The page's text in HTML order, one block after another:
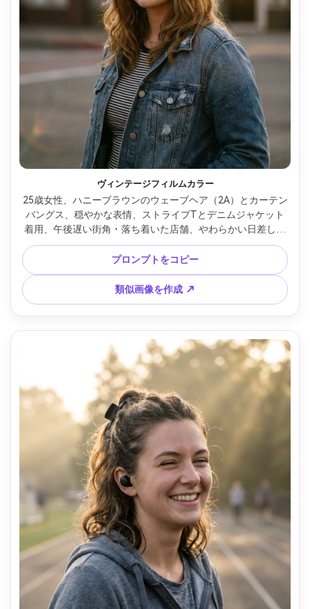
ヴィンテージフィルムカラー
25歳女性、ハニーブラウンのウェーブヘア（2A）とカーテン
バングス、穏やかな表情、ストライプTとデニムジャケット
着用、午後遅い街角・落ち着いた店舗、やわらかい日差しと
わずかなかすみ、やさしいフレア、Canon EOS R6・50mm
f/1.4、浅いDOF、腰までのフレーミング、カンディッドアン
グル、雰囲気：ノスタルジック、リアルなグレイン、フィル
ム調カラー、自然な影、高解像度、鮮明な髪束 --ar 4:5
プロンプトをコピー
類似画像を作成 ↗